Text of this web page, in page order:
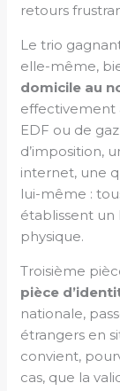
retours
Le trio
elle-même,
domicile au
effectivement
EDF ou de
d’imposition,
internet, une
lui-même :
établissent un
physique.
Troisième
pièce
nationale,
étrangers en
convient,
cas, que la